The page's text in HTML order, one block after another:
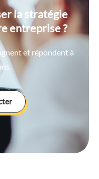
la stratégie
entreprise ?
et répondent à